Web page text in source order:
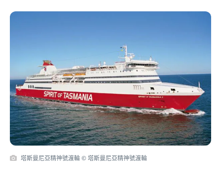
塔斯曼尼亞精神號渡輪 © 塔斯曼尼亞精神號渡輪